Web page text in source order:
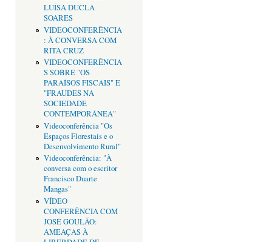
LUÍSA DUCLA
SOARES
VIDEOCONFERÊNCIA
: À CONVERSA COM
RITA CRUZ
VIDEOCONFERÊNCIA
S SOBRE "OS
PARAÍSOS FISCAIS" E
"FRAUDES NA
SOCIEDADE
CONTEMPORÂNEA"
Videoconferência "Os
Espaços Florestais e o
Desenvolvimento Rural"
Videoconferência: "À
conversa com o escritor
Francisco Duarte
Mangas"
VÍDEO
CONFERÊNCIA COM
JOSÉ GOULÃO:
AMEAÇAS À